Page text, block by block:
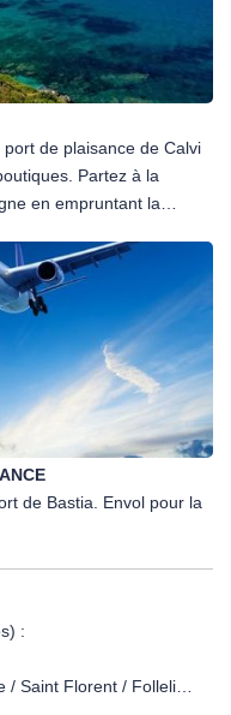
de plaisance de Calvi
en empruntant la
les plus beaux villages
inoubliables! Nuits dans
de Bastia. Envol pour la
:
/ Saint Florent / Folleli